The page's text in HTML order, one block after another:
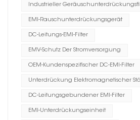
Industrieller
EMI-Rauschunterdrückungsgerät
DC-Leitungs-EMI-Filter
EMV-Schutz Der Stromversorgung
OEM-Kundenspezifischer DC-EMI-Filter
Unterdrückung Elektromagnetischer
DC-Leitungsgebundener EMI-Filter
EMI-Unterdrückungseinheit